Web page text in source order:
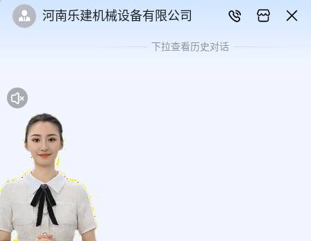
河南乐建机械设备有限公司
下拉查看历史对话